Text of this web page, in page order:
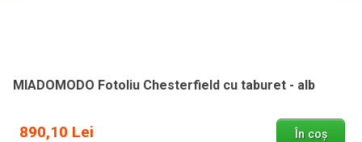
MIADOMODO Fotoliu Chesterfield cu taburet - alb
890,10 Lei În coș